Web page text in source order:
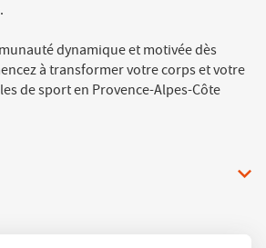
dynamique et motivée dès
à transformer votre corps et votre
de sport en Provence-Alpes-Côte